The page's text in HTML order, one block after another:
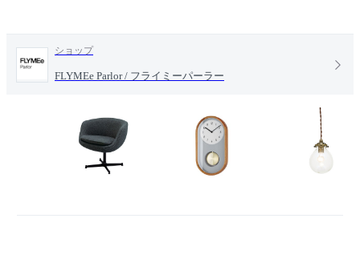
ショップ
FLYMEe Parlor / フライミーパーラー